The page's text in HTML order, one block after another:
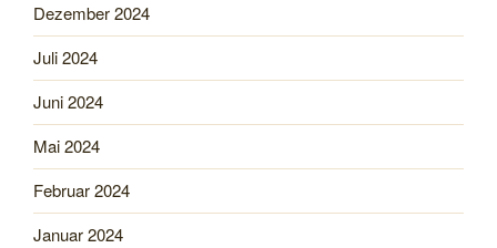
Dezember 2024
Juli 2024
Juni 2024
Mai 2024
Februar 2024
Januar 2024